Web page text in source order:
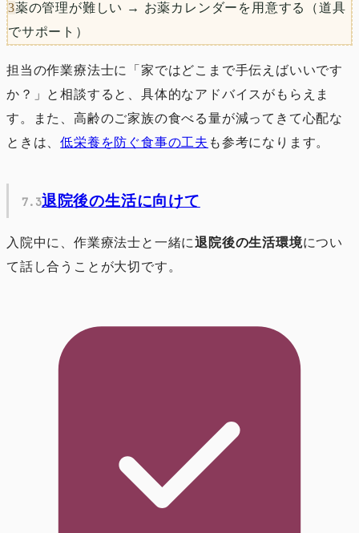
3薬の管理が難しい → お薬カレンダーを用意する（道具
でサポート）
担当の作業療法士に「家ではどこまで手伝えばいいです
か？」と相談すると、具体的なアドバイスがもらえま
す。また、高齢のご家族の食べる量が減ってきて心配な
ときは、低栄養を防ぐ食事の工夫 も参考になります。
退院後の生活に向けて
入院中に、作業療法士と一緒に退院後の生活環境につい
て話し合うことが大切です。